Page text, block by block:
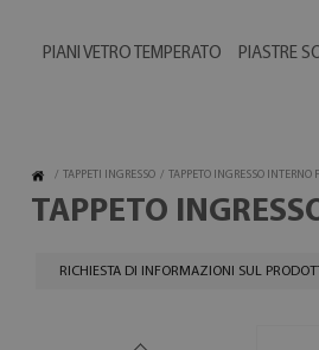
PIANI VETRO TEMPERATO PIASTRE
/ TAPPETI INGRESSO / TAPPETO INGRESSO INTERNO
TAPPETO
RICHIESTA DI INFORMAZIONI SUL